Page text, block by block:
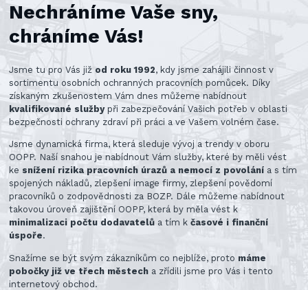
Nechráníme Vaše sny,
chráníme Vás!
Jsme tu pro Vás již od roku 1992, kdy jsme zahájili činnost v
sortimentu osobních ochranných pracovních pomůcek. Díky
získaným zkušenostem Vám dnes můžeme nabídnout
kvalifikované službypři zabezpečování Vašich potřeb v oblasti
bezpečnosti ochrany zdraví při práci a ve Vašem volném čase.
Jsme dynamická firma, která sleduje vývoj a trendy v oboru
OOPP. Naší snahou je nabídnout Vám služby, které by měli vést
ke snížení rizika pracovních úrazů a nemocí z povolání a s tím
spojených nákladů, zlepšení image firmy, zlepšení povědomí
pracovníků o zodpovědnosti za BOZP. Dále můžeme nabídnout
takovou úroveň zajištění OOPP, která by měla vést k
minimalizaci počtu dodavatelů a tím kčasové i finanční
úspoře.
Snažíme se být svým zákazníkům co nejblíže, proto máme
pobočky již ve třech městech a zřídili jsme pro Vás i tento
internetový obchod.